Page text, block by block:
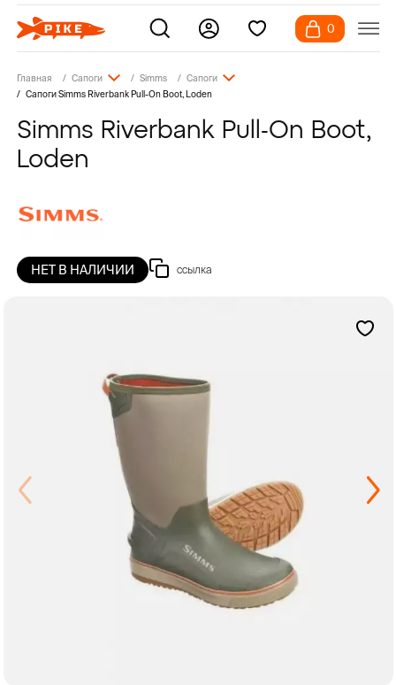
0
Главная Сапоги Simms
Сапоги
Сапоги Simms Riverbank Pull-On Boot, Loden
Simms Riverbank Pull-On Boot,
Loden
НЕТ В НАЛИЧИИ ссылка